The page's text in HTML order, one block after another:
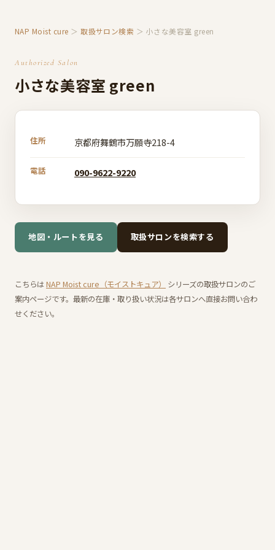
NAP Moist cure ＞取扱サロン検索 ＞ 小さな美容室 green
Authorized Salon
小さな美容室 green
住所 京都府舞鶴市万願寺218-4
電話 090-9622-9220
地図・ルートを見る 取扱サロンを検索する
こちらはNAP Moist cure（モイストキュア）
シリーズの取扱サロンのご
案内ページです。最新の在庫・取り扱い状況は各サロンへ直接お問い合わ
せください。